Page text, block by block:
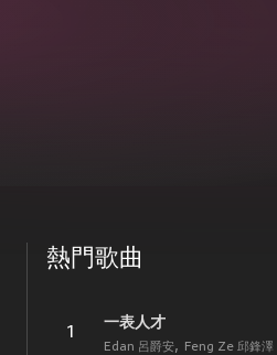
熱門歌曲
1
一表人才
Edan 呂爵安 Feng Ze 邱鋒澤